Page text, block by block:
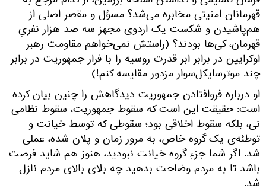
قهرمانان امنیتی مخابره می‌شد؟ مسؤل و مقصر اصلی از
هم‌پاشیدن و شکست یک اردوی مجهز سه صد هزار نفریِ
قهرمان، کی‌ها بودند؟ (راستش نمی‌خواهم مقاومت رهبر
اوکرایین در برابر ابر قدرت روسیه را با فرار جمهوریت در برابر
چند موترسایکل‌سوار مزدور مقایسه کنم!)
او درباره فروافتادن جمهوریت دیدگاهش را چنین بیان کرده
است: حقیقت این است که سقوط جمهوریت، سقوط نظامی
نی، بلکه سقوط اخلاقی بود؛ سقوطی که توسط خیانت و
توطئه‌ی یک گروه خاص، به مرور زمان و پلان شده، عملی
شد. اگر شما جزءِ گروه خیانت نبودید، هنوز هم شاید فرصت
باشد تا به مردم وضاحت بدهید چه بلای بالای مردم نازل
شد.